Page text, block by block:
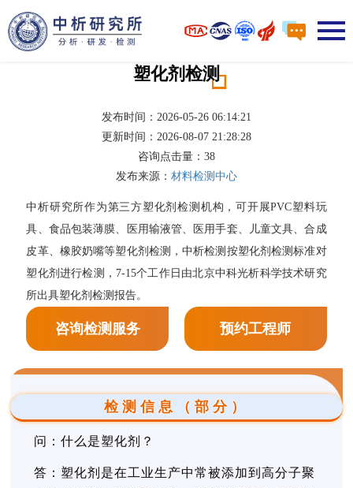
塑化剂检测
发布时间：2026-05-26 06:14:21
更新时间：2026-08-07 21:28:28
咨询点击量： 38
发布来源： 材料检测中心
中析研究所作为第三方塑化剂检测机构，可开展PVC塑料玩
具、食品包装薄膜、医用输液管、医用手套、儿童文具、合成
皮革、橡胶奶嘴等塑化剂检测，中析检测按塑化剂检测标准对
塑化剂进行检测，7-15个工作日由北京中科光析科学技术研究
所出具塑化剂检测报告。
咨询检测服务 预约工程师
检测信息（部分）
问：什么是塑化剂？
答：塑化剂是在工业生产中常被添加到高分子聚